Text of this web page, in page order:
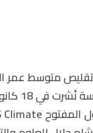
تقليص متوسط ​​عمر
أشهر،